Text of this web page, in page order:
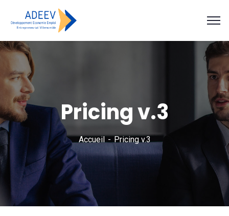
Pricing v.3
Accueil Pricing v.3